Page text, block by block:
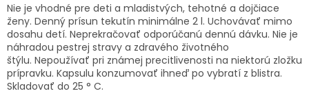
Nie je vhodné pre deti a mladistvých, tehotné a dojčiace
ženy. Denný prísun tekutín minimálne 2 l. Uchovávať mimo
dosahu detí. Neprekračovať odporúčanú dennú dávku. Nie je
náhradou pestrej stravy a zdravého životného
štýlu. Nepoužívať pri známej precitlivenosti na niektorú zložku
prípravku. Kapsulu konzumovať ihneď po vybratí z blistra.
Skladovať do 25 ° C.